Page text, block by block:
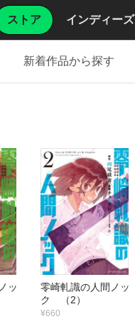
ストア インディーズ
新着作品から探す
ッ
零崎軋識の人間ノッ
ク （2）
¥660